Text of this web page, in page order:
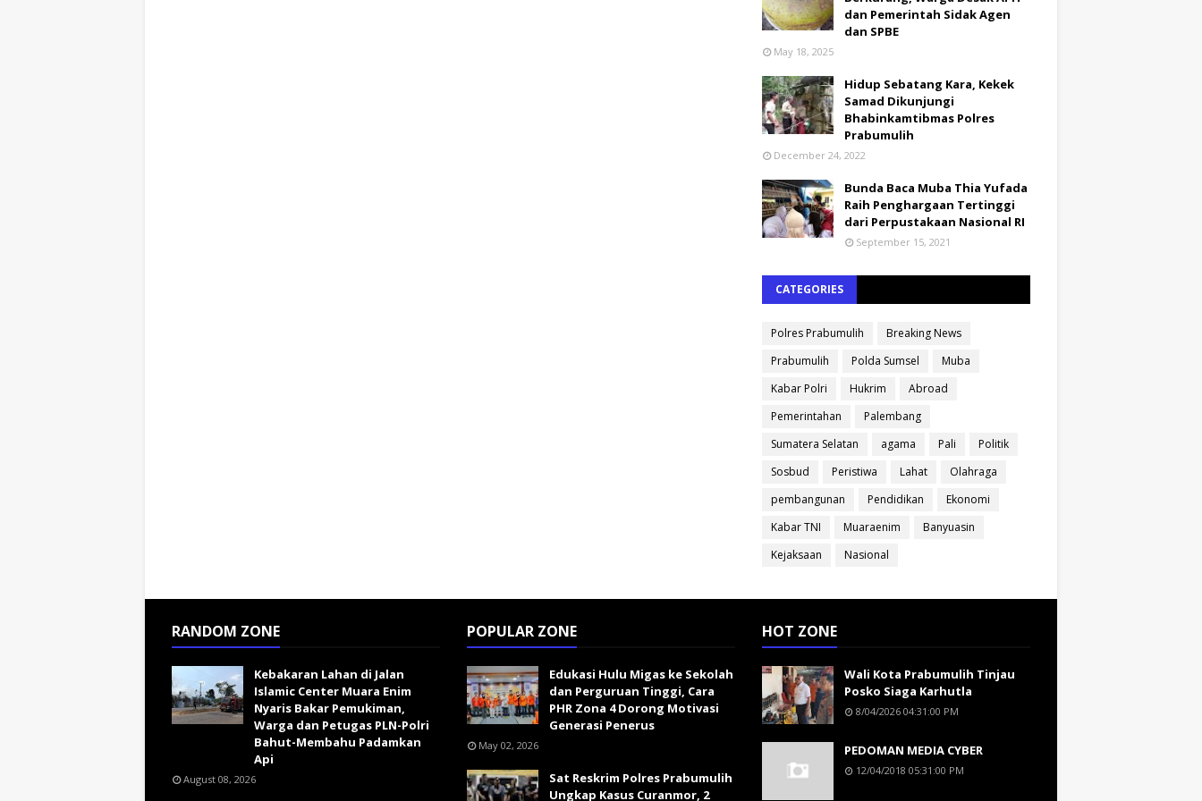
dan Pemerintah Sidak Agen
dan SPBE
May 18, 2025
Hidup Sebatang Kara, Kekek
Samad Dikunjungi
Bhabinkamtibmas Polres
Prabumulih
December 24, 2022
Bunda Baca Muba Thia Yufada
Raih Penghargaan Tertinggi
dari Perpustakaan Nasional RI
September 15, 2021
CATEGORIES
Polres Prabumulih
Breaking News
Prabumulih
Polda Sumsel
Muba
Kabar Polri
Hukrim
Abroad
Pemerintahan
Palembang
Sumatera Selatan
agama Pali
Politik
Sosbud
Peristiwa Lahat
Olahraga
pembangunan
Pendidikan
Ekonomi
Kabar TNI
Muaraenim
Banyuasin
Kejaksaan
Nasional
RANDOM ZONE
Kebakaran Lahan di Jalan
Islamic Center Muara Enim
Nyaris Bakar Pemukiman,
Warga dan Petugas PLN-Polri
Bahut-Membahu Padamkan
Api
August 08, 2026
POPULAR ZONE
Edukasi Hulu Migas ke Sekolah
dan Perguruan Tinggi, Cara
PHR Zona 4 Dorong Motivasi
Generasi Penerus
May 02, 2026
Sat Reskrim Polres Prabumulih
Ungkap Kasus Curanmor, 2
HOT ZONE
Wali Kota Prabumulih Tinjau
Posko Siaga Karhutla
8/04/2026 04:31:00 PM
PEDOMAN MEDIA CYBER
12/04/2018 05:31:00 PM